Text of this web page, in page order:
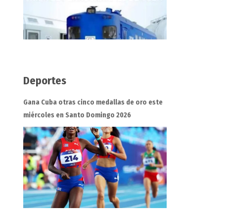
Deportes
Gana Cuba otras cinco medallas de oro este
miércoles en Santo Domingo 2026